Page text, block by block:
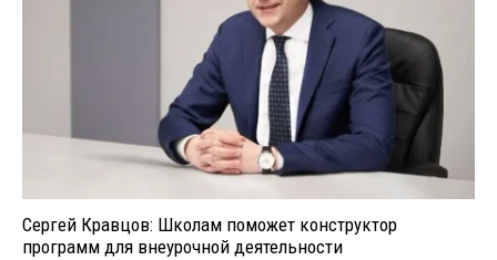
Сергей Кравцов: Школам поможет конструктор
программ для внеурочной деятельности